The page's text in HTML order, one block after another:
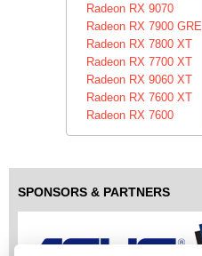
Radeon RX 9070
Radeon RX 7900 GRE
Radeon RX 7800 XT
Radeon RX 7700 XT
Radeon RX 9060 XT
Radeon RX 7600 XT
Radeon RX 7600
SPONSORS & PARTNERS